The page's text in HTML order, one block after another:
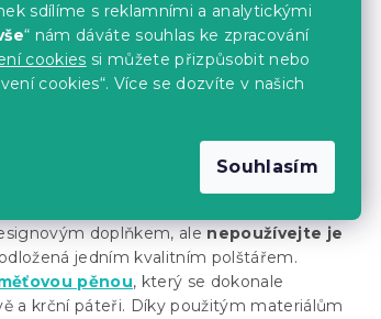
sdílíme s reklamními a analytickými
“ nám dáváte souhlas ke zpracování
cookies si můžete přizpůsobit nebo
cookies“. Více se dozvíte v našich
Souhlasím
polštáře na spaní
doplňkem, ale nepoužívejte je
jedním kvalitním polštářem.
pěnou, který se dokonale
a krční páteři. Díky použitým materiálům